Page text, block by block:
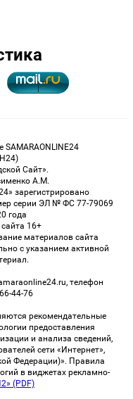
SAMARAONLINE24
Сайт».
А.М.
зарегистрировано
серии ЭЛ № ФС 77-79069
года
сайта 16+
материалов сайта
с указанием активной
телефон
44-76
рекомендательные
предоставления
и анализа сведений,
сети «Интернет»,
Федерации)». Правила
в виджетах рекламно-
(PDF)